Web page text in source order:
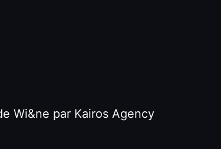
Wi&ne par Kairos Agency